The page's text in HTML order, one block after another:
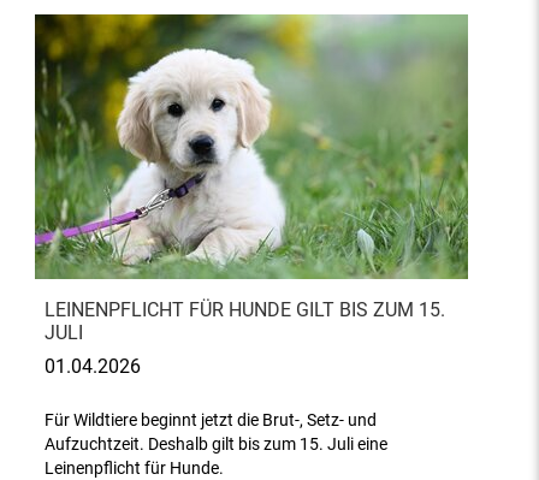
LEINENPFLICHT FÜR HUNDE GILT BIS ZUM 15.
JULI
01.04.2026
Für Wildtiere beginnt jetzt die Brut-, Setz- und
Aufzuchtzeit. Deshalb gilt bis zum 15. Juli eine
Leinenpflicht für Hunde.